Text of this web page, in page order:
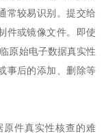
常较易识别。提交给
件或镜像文件。即使
原始电子数据真实性
事后的添加、删除等
原件真实性核查的难